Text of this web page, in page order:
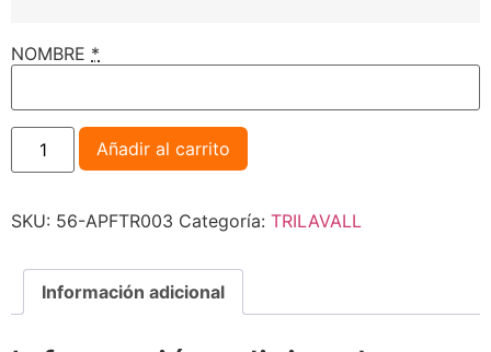
NOMBRE *
Añadir al carrito
SKU: 56-APFTR003 Categoría: TRILAVALL
Información adicional